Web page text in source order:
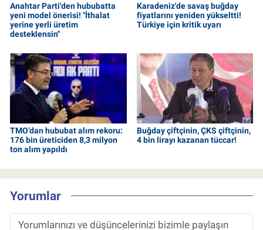
Anahtar Parti'den hububatta
yeni model önerisi! "İthalat
yerine yerli üretim
desteklensin"
Karadeniz'de savaş buğday
fiyatlarını yeniden yükseltti!
Türkiye için kritik uyarı
TMO’dan hububat alım rekoru:
176 bin üreticiden 8,3 milyon
ton alım yapıldı
Buğday çiftçinin, ÇKS çiftçinin,
4 bin lirayı kazanan tüccar!
Yorumlar